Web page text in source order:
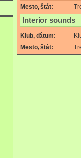
Mesto, štát:
Interior sounds
Klub, dátum:
Mesto, štát: